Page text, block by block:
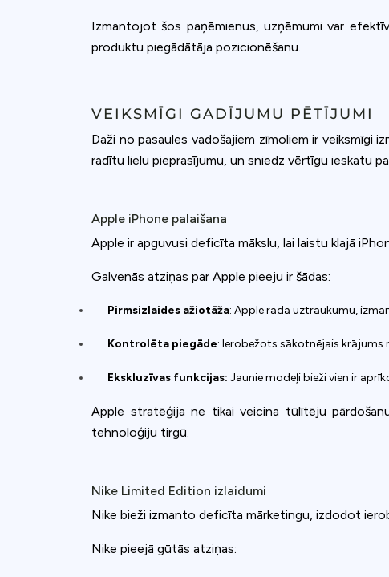
Izmantojot šos paņēmienus, uzņēmumi var
produktu piegādātāja pozicionēšanu.
VEIKSMĪGI GADĪJUMU PĒTĪJUMI
Daži no pasaules vadošajiem zīmoliem ir veiksmīgi
radītu lielu pieprasījumu, un sniedz vērtīgu ieskatu
Apple iPhone palaišana
Apple ir apguvusi deficīta mākslu, lai laistu klajā
Galvenās atziņas par Apple pieeju ir šādas:
Pirmsizlaides ažiotāža: Apple rada uztraukumu,
Kontrolēta piegāde: Ierobežots sākotnējais
Ekskluzīvas funkcijas: Jaunie modeļi bieži vien ir
Apple stratēģija ne tikai veicina tūlītēju
tehnoloģiju tirgū.
Nike Limited Edition izlaidumi
Nike bieži izmanto deficīta mārketingu, izdodot
Nike pieejā gūtās atziņas: